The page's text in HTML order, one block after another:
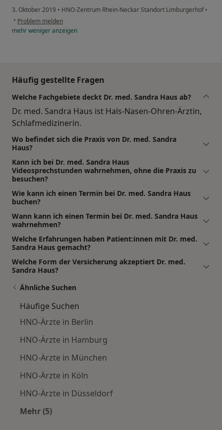
3. Oktober 2019 • HNO-Zentrum Rhein-Neckar Standort Limburgerhof•
• Problem melden
mehrwenigeranzeigen
Häufig gestellte Fragen
Welche Fachgebiete deckt Dr. med. Sandra Haus ab?
Dr. med. Sandra Haus ist Hals-Nasen-Ohren-Ärztin,
Schlafmedizinerin.
Wo befindet sich die Praxis von Dr. med. Sandra
Haus?
Kann ich bei Dr. med. Sandra Haus
Videosprechstunden wahrnehmen, ohne die Praxis zu
besuchen?
Wie kann ich einen Termin bei Dr. med. Sandra Haus
buchen?
Wann kann ich einen Termin bei Dr. med. Sandra Haus
wahrnehmen?
Welche Erfahrungen haben Patient:innen mit Dr. med.
Sandra Haus gemacht?
Welche Form der Versicherung akzeptiert Dr. med.
Sandra Haus?
Ähnliche Suchen
Häufige Suchen
HNO-Ärzte in Berlin
HNO-Ärzte in Hamburg
HNO-Ärzte in München
HNO-Ärzte in Köln
HNO-Ärzte in Düsseldorf
Mehr (5)